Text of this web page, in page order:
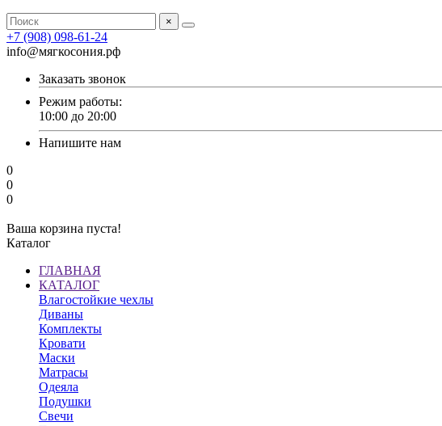
×
+7 (908) 098-61-24
info@мягкосония.рф
Заказать звонок
Режим работы:
10:00 до 20:00
Напишите нам
0
0
0
Ваша корзина пуста!
Каталог
ГЛАВНАЯ
КАТАЛОГ
Влагостойкие чехлы
Диваны
Комплекты
Кровати
Маски
Матрасы
Одеяла
Подушки
Свечи